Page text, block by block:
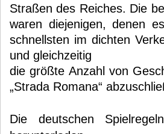
Straßen des Reiches. Die
waren diejenigen, denen
schnellsten im dichten
und gleichzeitig
die größte Anzahl von
„Strada Romana“
Die deutschen